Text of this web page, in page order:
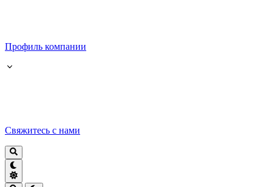
Профиль компании
Свяжитесь с нами